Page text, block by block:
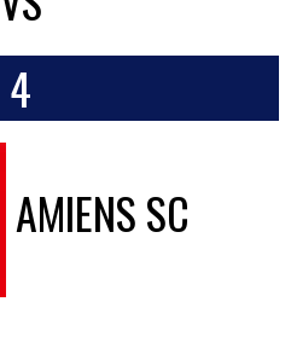
4
AMIENS SC